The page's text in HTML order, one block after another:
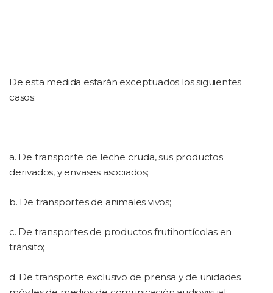
De esta medida estarán exceptuados los siguientes
casos:
a. De transporte de leche cruda, sus productos
derivados, y envases asociados;
b. De transportes de animales vivos;
c. De transportes de productos frutihortícolas en
tránsito;
d. De transporte exclusivo de prensa y de unidades